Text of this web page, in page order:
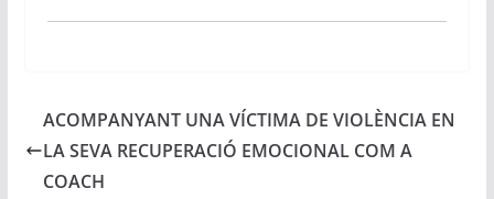
ACOMPANYANT UNA VÍCTIMA DE VIOLÈNCIA EN
LA SEVA RECUPERACIÓ EMOCIONAL COM A
COACH